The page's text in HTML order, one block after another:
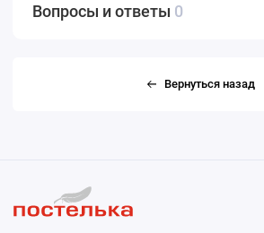
Вопросы и ответы 0
Вернуться назад